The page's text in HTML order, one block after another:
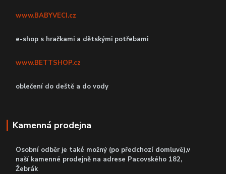
www.BABYVECI.cz
e-shop s hračkami a dětskými potřebami
www.BETTSHOP.cz
oblečení do deště a do vody
Kamenná prodejna
Osobní odběr je také možný (po předchozí domluvě),v
naší kamenné prodejně na adrese Pacovského 182,
Žebrák